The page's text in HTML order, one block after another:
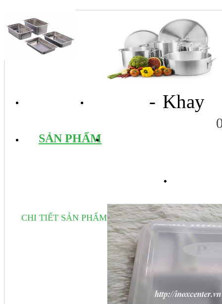
TRANG CHỦ
SẢN PHẨM
CHI TIẾT SẢN PHẨM
- Khay